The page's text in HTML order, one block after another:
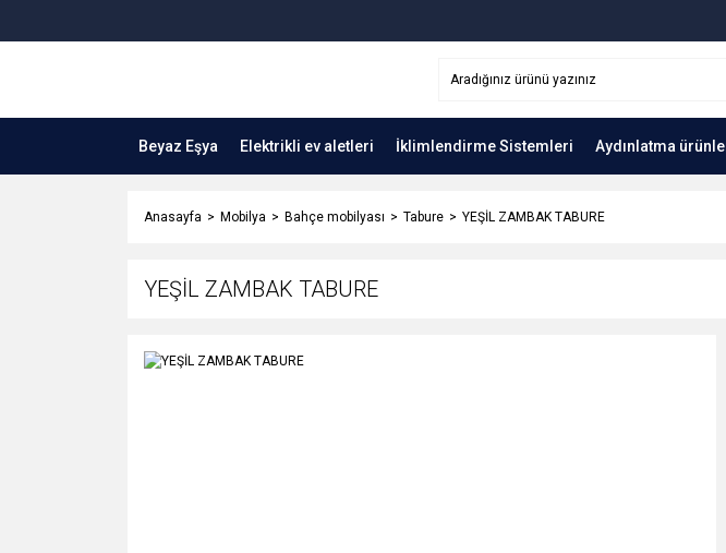
Beyaz Eşya Elektrikli ev aletleri İklimlendirme Sistemleri Aydınlatma
Anasayfa Mobilya Bahçe mobilyası Tabure YEŞİL ZAMBAK TABURE
YEŞİL ZAMBAK TABURE